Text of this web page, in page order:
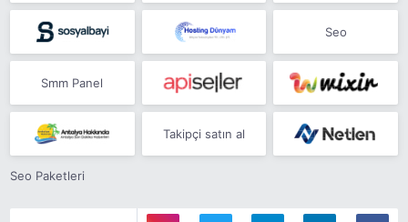
Seo
Smm Panel
Takipçi satın al
Seo Paketleri